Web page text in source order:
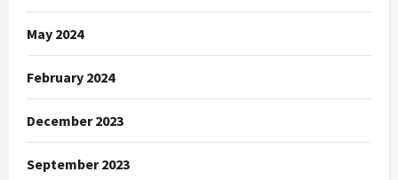
May 2024
February 2024
December 2023
September 2023